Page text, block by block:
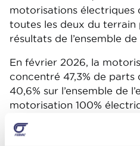
motorisations électriques
toutes les deux du
résultats de l’ensemble de
En février 2026, la
concentré 47,3% de
40,6% sur l’ensemble de
motorisation 100%
31,5% de parts de
l’exercice 2025) et les